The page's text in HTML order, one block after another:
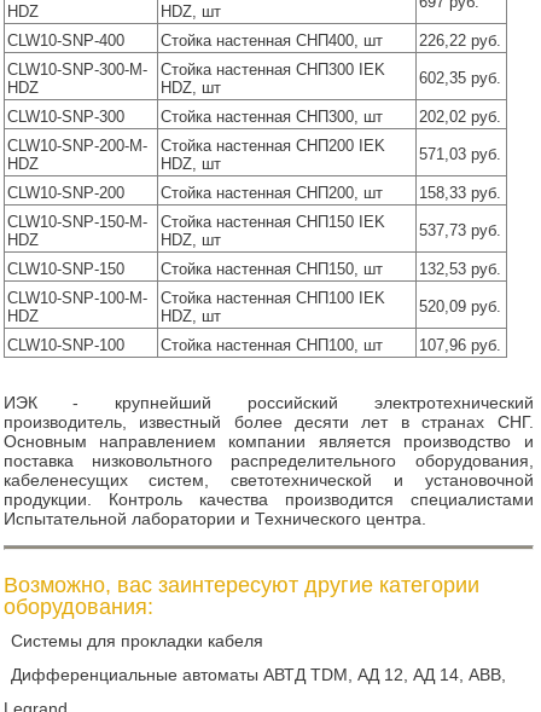
HDZ
HDZ, шт
CLW10-SNP-400 Стойка настенная СНП400, шт
226,22 руб.
CLW10-SNP-300-M-
HDZ
Стойка настенная СНП300 IEK
HDZ, шт
602,35 руб.
CLW10-SNP-300 Стойка настенная СНП300, шт
202,02 руб.
CLW10-SNP-200-M-
HDZ
Стойка настенная СНП200 IEK
HDZ, шт
571,03 руб.
CLW10-SNP-200 Стойка настенная СНП200, шт
158,33 руб.
CLW10-SNP-150-M-
HDZ
Стойка настенная СНП150 IEK
HDZ, шт
537,73 руб.
CLW10-SNP-150 Стойка настенная СНП150, шт
132,53 руб.
CLW10-SNP-100-M-
HDZ
Стойка настенная СНП100 IEK
HDZ, шт
520,09 руб.
CLW10-SNP-100 Стойка настенная СНП100, шт 107,96 руб.
ИЭК - крупнейший российский электротехнический
производитель, известный более десяти лет в странах СНГ.
Основным направлением компании является производство и
поставка низковольтного распределительного оборудования,
кабеленесущих систем, светотехнической и установочной
продукции. Контроль качества производится специалистами
Испытательной лаборатории и Технического центра.
Возможно, вас заинтересуют другие категории
оборудования:
Системы для прокладки кабеля
Дифференциальные автоматы АВТД TDM, АД 12, АД 14, ABB,